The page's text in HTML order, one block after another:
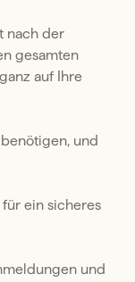
nach der
gesamten
auf Ihre
und
ein sicheres
und